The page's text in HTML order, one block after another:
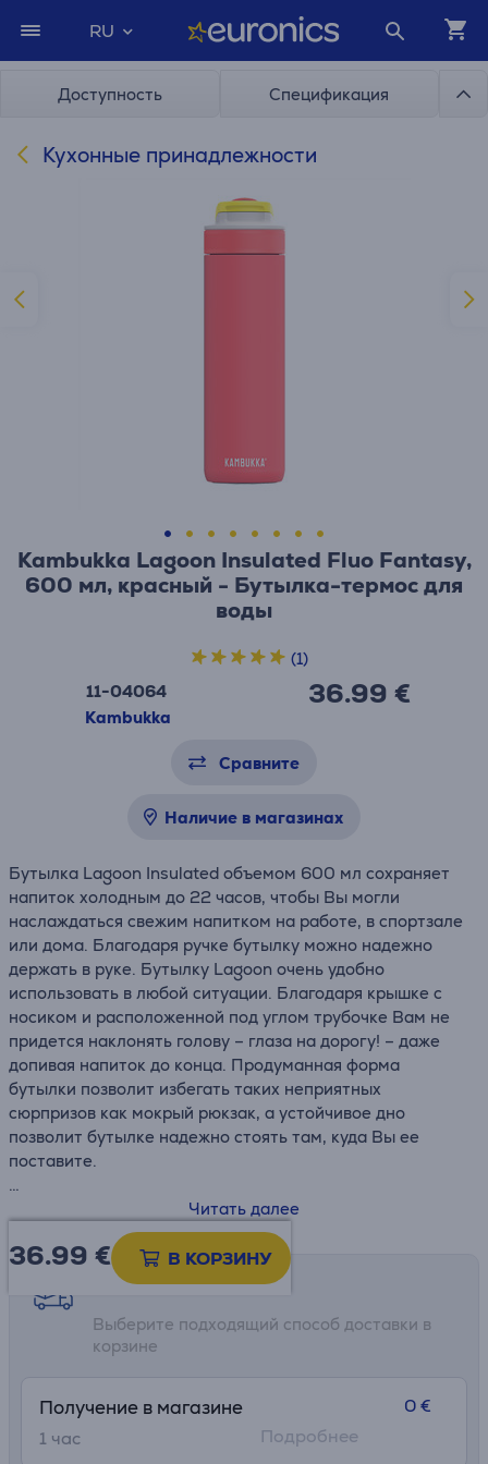
RU
Доступность Спецификация
Кухонные принадлежности
Kambukka Lagoon Insulated Fluo Fantasy,
600 мл, красный - Бутылка-термос для
воды
11-04064
Kambukka
36.99 €
(1)
Сравните
Наличие в магазинах
Бутылка Lagoon Insulated объемом 600 мл сохраняет
напиток холодным до 22 часов, чтобы Вы могли
наслаждаться свежим напитком на работе, в спортзале
или дома. Благодаря ручке бутылку можно надежно
держать в руке. Бутылку Lagoon очень удобно
использовать в любой ситуации. Благодаря крышке с
носиком и расположенной под углом трубочке Вам не
придется наклонять голову – глаза на дорогу! – даже
допивая напиток до конца. Продуманная форма
бутылки позволит избегать таких неприятных
сюрпризов как мокрый рюкзак, а устойчивое дно
позволит бутылке надежно стоять там, куда Вы ее
поставите.
• Можно мыть в посудомоечной машине
• Не протекает в закрытом положении
• Сохраняет холод 22 часа
• Высота: 25,1 см
Читать далее
36.99 € В КОРЗИНУ
Возможности доставки
Выберите подходящий способ доставки в
корзине
Получение в магазине
1 час
0 €
Подробнее